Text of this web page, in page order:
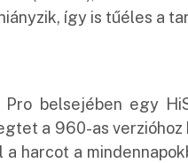
így is tűéles a
belsejében egy
a 960-as verzióhoz
harcot a